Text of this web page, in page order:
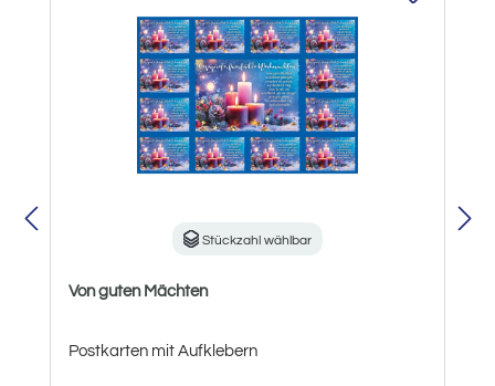
Stückzahl wählbar
Von guten Mächten
Postkarten mit Aufklebern